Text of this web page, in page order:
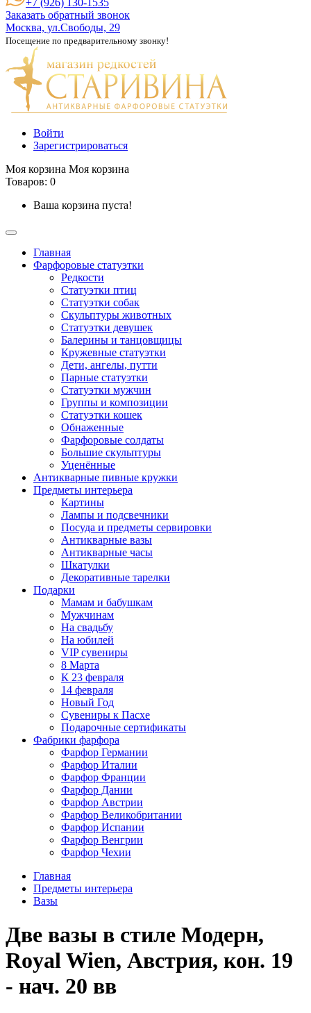
+7 (926) 130-1535
Заказать обратный звонок
Москва, ул.Свободы, 29
Посещение по предварительному звонку!
Войти
Зарегистрироваться
Моя корзина Моя корзина
Товаров: 0
Ваша корзина пуста!
Главная
Фарфоровые статуэтки
Редкости
Cтатуэтки птиц
Cтатуэтки собак
Скульптуры животных
Статуэтки девушек
Балерины и танцовщицы
Кружевные статуэтки
Дети, ангелы, путти
Парные статуэтки
Статуэтки мужчин
Группы и композиции
Статуэтки кошек
Обнаженные
Фарфоровые солдаты
Большие скульптуры
Уценённые
Антикварные пивные кружки
Предметы интерьера
Картины
Лампы и подсвечники
Посуда и предметы сервировки
Антикварные вазы
Антикварные часы
Шкатулки
Декоративные тарелки
Подарки
Мамам и бабушкам
Мужчинам
На свадьбу
На юбилей
VIP сувениры
8 Марта
К 23 февраля
14 февраля
Новый Год
Сувениры к Пасхе
Подарочные сертификаты
Фабрики фарфора
Фарфор Германии
Фарфор Италии
Фарфор Франции
Фарфор Дании
Фарфор Австрии
Фарфор Великобритании
Фарфор Испании
Фарфор Венгрии
Фарфор Чехии
Главная
Предметы интерьера
Вазы
Две вазы в стиле Модерн,
Royal Wien, Австрия, кон. 19
- нач. 20 вв